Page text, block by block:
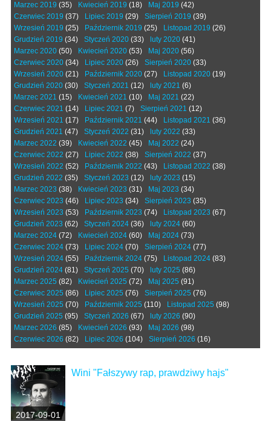
Marzec 2019 (35) Kwiecień 2019 (18) Maj 2019 (42)
Czerwiec 2019 (37) Lipiec 2019 (29) Sierpień 2019 (39)
Wrzesień 2019 (25) Październik 2019 (25) Listopad 2019 (26)
Grudzień 2019 (34) Styczeń 2020 (33) luty 2020 (41)
Marzec 2020 (50) Kwiecień 2020 (53) Maj 2020 (56)
Czerwiec 2020 (34) Lipiec 2020 (26) Sierpień 2020 (33)
Wrzesień 2020 (21) Październik 2020 (27) Listopad 2020 (19)
Grudzień 2020 (30) Styczeń 2021 (12) luty 2021 (6)
Marzec 2021 (15) Kwiecień 2021 (10) Maj 2021 (22)
Czerwiec 2021 (14) Lipiec 2021 (7) Sierpień 2021 (12)
Wrzesień 2021 (17) Październik 2021 (44) Listopad 2021 (36)
Grudzień 2021 (47) Styczeń 2022 (31) luty 2022 (33)
Marzec 2022 (39) Kwiecień 2022 (45) Maj 2022 (24)
Czerwiec 2022 (27) Lipiec 2022 (38) Sierpień 2022 (37)
Wrzesień 2022 (52) Październik 2022 (43) Listopad 2022 (38)
Grudzień 2022 (35) Styczeń 2023 (12) luty 2023 (15)
Marzec 2023 (38) Kwiecień 2023 (31) Maj 2023 (34)
Czerwiec 2023 (46) Lipiec 2023 (34) Sierpień 2023 (35)
Wrzesień 2023 (53) Październik 2023 (74) Listopad 2023 (67)
Grudzień 2023 (62) Styczeń 2024 (36) luty 2024 (60)
Marzec 2024 (72) Kwiecień 2024 (60) Maj 2024 (73)
Czerwiec 2024 (73) Lipiec 2024 (70) Sierpień 2024 (77)
Wrzesień 2024 (55) Październik 2024 (75) Listopad 2024 (83)
Grudzień 2024 (81) Styczeń 2025 (70) luty 2025 (86)
Marzec 2025 (82) Kwiecień 2025 (72) Maj 2025 (91)
Czerwiec 2025 (86) Lipiec 2025 (76) Sierpień 2025 (76)
Wrzesień 2025 (70) Październik 2025 (110) Listopad 2025 (98)
Grudzień 2025 (95) Styczeń 2026 (67) luty 2026 (90)
Marzec 2026 (85) Kwiecień 2026 (93) Maj 2026 (98)
Czerwiec 2026 (82) Lipiec 2026 (104) Sierpień 2026 (16)
2017-09-01
Wini "Fałszywy rap, prawdziwy hajs"